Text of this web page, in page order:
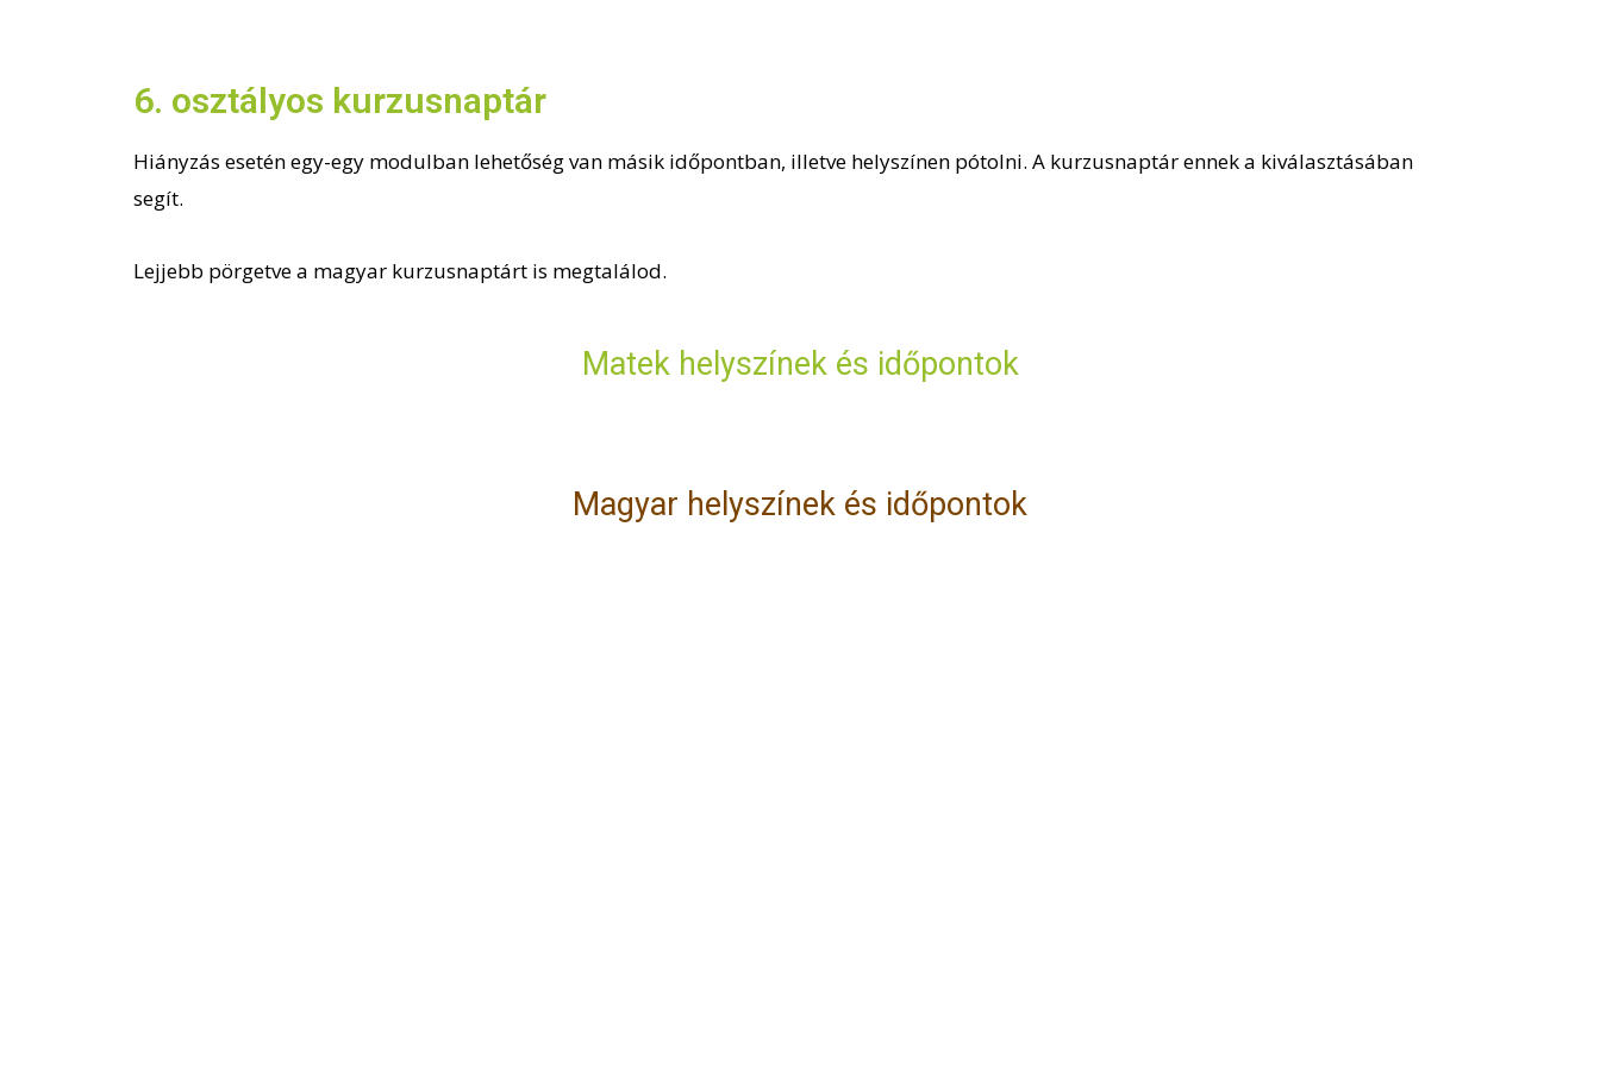
6. osztályos kurzusnaptár
Hiányzás esetén egy-egy modulban lehetőség van másik időpontban, illetve helyszínen pótolni. A kurzusnaptár ennek a kiválasztásában
segít.
Lejjebb pörgetve a magyar kurzusnaptárt is megtalálod.
Matek helyszínek és időpontok
Magyar helyszínek és időpontok